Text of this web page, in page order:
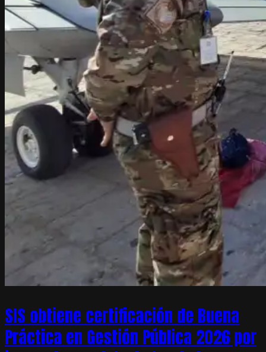
SIS obtiene certificación de Buena
Práctica en Gestión Pública 2026 por